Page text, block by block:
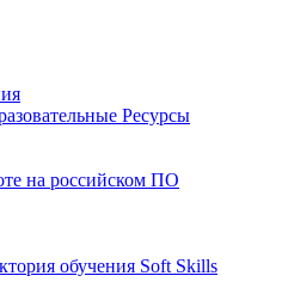
Ресурсы
на российском ПО
обучения Soft Skills